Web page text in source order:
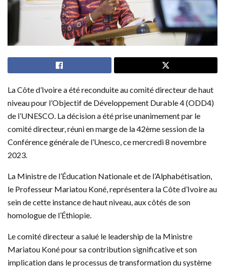
La Côte d’Ivoire a été reconduite au comité directeur de haut
niveau pour l’Objectif de Développement Durable 4 (ODD4)
de l’UNESCO. La décision a été prise unanimement par le
comité directeur, réuni en marge de la 42ème session de la
Conférence générale de l’Unesco, ce mercredi 8 novembre
2023.
La Ministre de l’Éducation Nationale et de l’Alphabétisation,
le Professeur Mariatou Koné, représentera la Côte d’Ivoire au
sein de cette instance de haut niveau, aux côtés de son
homologue de l’Éthiopie.
Le comité directeur a salué le leadership de la Ministre
Mariatou Koné pour sa contribution significative et son
implication dans le processus de transformation du système